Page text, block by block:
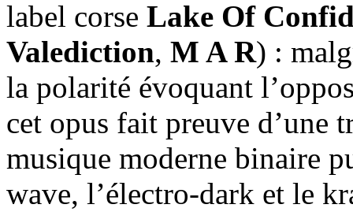
label corse Lake Of
Valediction, M A R) :
la polarité évoquant
cet opus fait preuve d’une
musique moderne binaire
wave, l’électro-dark et le